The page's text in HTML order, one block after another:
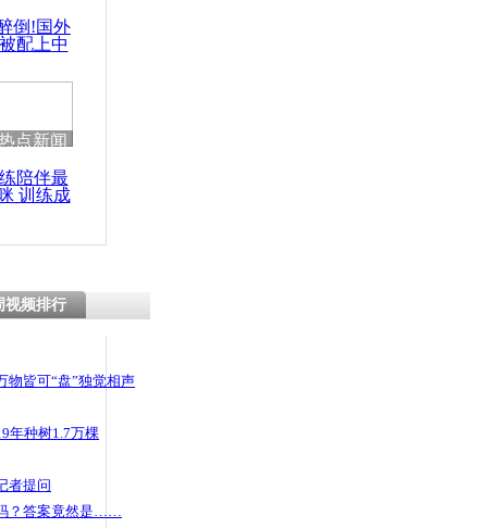
节倒!国外
配上中
点新闻
陪伴最
训练成
视频排行
物皆可“盘”独觉相声
年种树1.7万棵
者提问
？答案竟然是……